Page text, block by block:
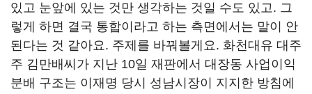
있고 눈앞에 있는 것만 생각하는 것일 수도 있고. 그
렇게 하면 결국 통합이라고 하는 측면에서는 말이 안
된다는 것 같아요. 주제를 바꿔볼게요. 화천대유 대주
주 김만배씨가 지난 10일 재판에서 대장동 사업이익
분배 구조는 이재명 당시 성남시장이 지지한 방침에